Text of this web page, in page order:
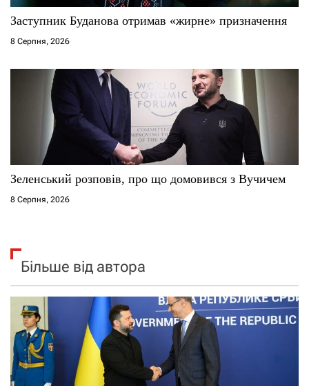
Заступник Буданова отримав «жирне» призначення
8 Серпня, 2026
Зеленський розповів, про що домовився з Вучичем
8 Серпня, 2026
Більше від автора